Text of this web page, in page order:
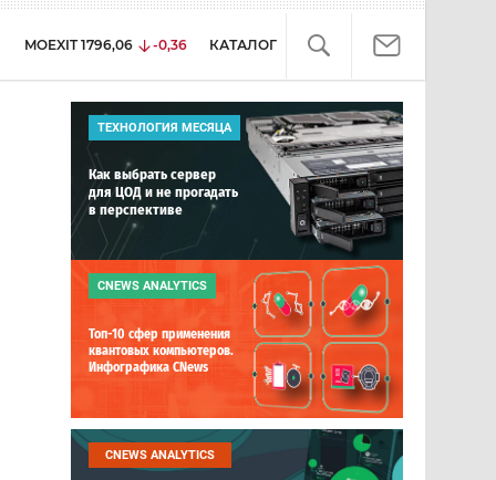
MOEXIT 1796,06 -0,36 КАТАЛОГ
ТЕХНОЛОГИЯ МЕСЯЦА
Как выбрать сервер
для ЦОД и не прогадать
в перспективе
CNEWS ANALYTICS
Топ-10 сфер применения
квантовых компьютеров.
Инфографика CNews
CNEWS ANALYTICS